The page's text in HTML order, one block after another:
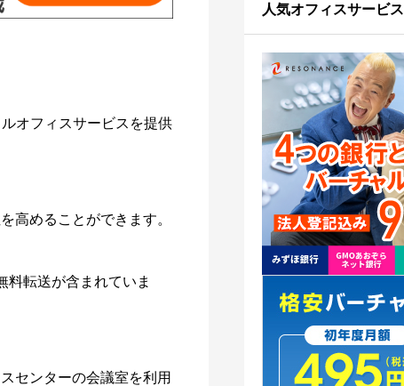
オフィスサービスを提供
高めることができます。
料転送が含まれていま
センターの会議室を利用
渋谷
新宿
世田谷
品川
池袋
神奈川
横浜市
人気オフィスサービス